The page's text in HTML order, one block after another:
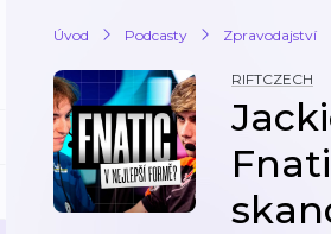
Úvod Podcasty Zpravodajství
RIFTCZECH